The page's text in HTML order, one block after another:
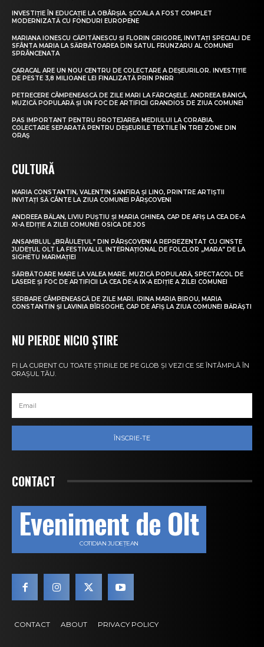
INVESTIȚIE ÎN EDUCAȚIE LA OBÂRȘIA. ȘCOALA A FOST COMPLET
MODERNIZATĂ CU FONDURI EUROPENE
MARIANA IONESCU CĂPITĂNESCU ȘI FLORIN GRIGORE, INVITAȚI SPECIALI DE
SFÂNTA MARIA LA SĂRBĂTOAREA DIN SATUL FRUNZARU AL COMUNEI
SPRÂNCENATA
CARACAL ARE UN NOU CENTRU DE COLECTARE A DEȘEURILOR. INVESTIȚIE
DE PESTE 3,8 MILIOANE LEI FINALIZATĂ PRIN PNRR
PETRECERE CÂMPENEASCĂ DE ZILE MARI LA FĂRCAȘELE. ANDREEA BĂNICĂ,
MUZICĂ POPULARĂ ȘI UN FOC DE ARTIFICII GRANDIOS DE ZIUA COMUNEI
PAS IMPORTANT PENTRU PROTEJAREA MEDIULUI LA CORABIA.
COLECTARE SEPARATĂ PENTRU DEȘEURILE TEXTILE ÎN TREI ZONE DIN
ORAȘ
CULTURĂ
MARIA CONSTANTIN, VALENTIN SANFIRA ȘI LINO, PRINTRE ARTIȘTII
INVITAȚI SĂ CÂNTE LA ZIUA COMUNEI PÂRȘCOVENI
ANDREEA BĂLAN, LIVIU PUȘTIU ȘI MARIA GHINEA, CAP DE AFIȘ LA CEA DE-A
XI-A EDIȚIE A ZILEI COMUNEI OSICA DE JOS
ANSAMBLUL „BRÂULEȚUL” DIN PÂRȘCOVENI A REPREZENTAT CU CINSTE
JUDEȚUL OLT LA FESTIVALUL INTERNAȚIONAL DE FOLCLOR „MARA” DE LA
SIGHETU MARMAȚIEI
SĂRBĂTOARE MARE LA VALEA MARE. MUZICĂ POPULARĂ, SPECTACOL DE
LASERE ȘI FOC DE ARTIFICII LA CEA DE-A IX-A EDIȚIE A ZILEI COMUNEI
SERBARE CÂMPENEASCĂ DE ZILE MARI. IRINA MARIA BIROU, MARIA
CONSTANTIN ȘI LAVINIA BÎRSOGHE, CAP DE AFIȘ LA ZIUA COMUNEI BĂRĂȘTI
NU PIERDE NICIO ȘTIRE
FI LA CURENT CU TOATE ȘTIRILE DE PE GLOB ȘI VEZI CE SE ÎNTÂMPLĂ ÎN
ORAȘUL TĂU.
ÎNSCRIE-TE
CONTACT
Eveniment de Olt
COTIDIAN JUDEȚEAN
CONTACT ABOUT PRIVACY POLICY